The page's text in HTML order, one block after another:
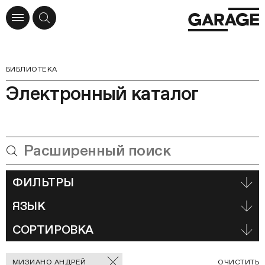
БИБЛИОТЕКА
Электронный каталог
ФИЛЬТРЫ
ЯЗЫК
СОРТИРОВКА
Отмеченные
МИЗИАНО АНДРЕЙ ОЧИСТИТЬ